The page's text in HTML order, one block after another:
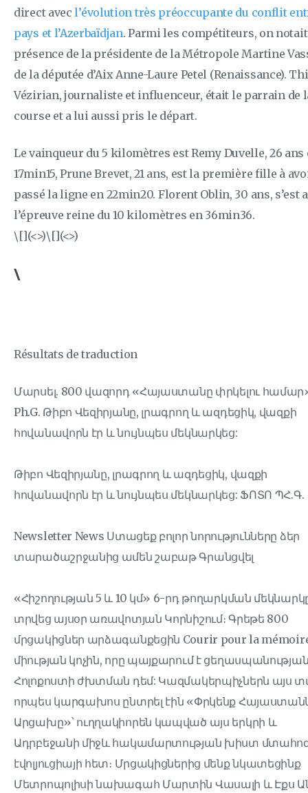
direct avecl’évolution très préoccupante du conflit
pays et l’Azerbaïdjan. Parmi les compétiteurs, on
présence de la présidente de la Métropole Martine
de la députée d’Aix Anne-Laure Petel (Renaissance).
Vézirian, journaliste et influenceur, était le parrain de
course et a lui aussi pris le départ.
Le vainqueur du 5 kilomètres est Remy Duvelle, 26 ans
17min15, Prune Brevet, 21 ans, est la première fille à
passé la ligne en 22min20. Florent Oblin, 30 ans, s’est
l’épreuve reine du 10 kilomètres en 36min36.
\[](<>)\[](<>)
\
Résultats de traduction
Մարսել. 800 վազորդ «Հայաստանը փրկելու
Ph.G. Թիբո Վեզիրյանը, լրագրող և ազդեցիկ, վազքի
հովանավորն էր և նույնպես մեկնարկեց:
Թիբո Վեզիրյանը, լրագրող և ազդեցիկ, վազքի
հովանավորն էր և նույնպես մեկնարկեց: ՖՈՏՈ ՊՀ.Գ.
Newsletter News Ստացեք բոլոր նորությունները ձեր
տարածաշրջանից ամեն շաբաթ Գրանցվել
«Հիշողության 5 և 10 կմ» 6-րդ թողարկման
տրվեց այսօր առավոտյան Կորնիշում։ Գրեթե 800
մրցակիցներ արձագանքեցին Courir pour la
միության կոչին, որը պայքարում է
Հոլոքոստի ժխտման դեմ: Կազմակերպիչներն այս
որպես կարգախոս ընտրել էին «Փրկենք
Արցախը»՝ ուղղակիորեն կապված այս երկրի և
Ադրբեջանի միջև հակամարտության խիստ
էվոլյուցիայի հետ։ Մրցակիցներից մենք նկատեցինք
Մետրոպոլիսի նախագահ Մարտին Վասալի և Էքս